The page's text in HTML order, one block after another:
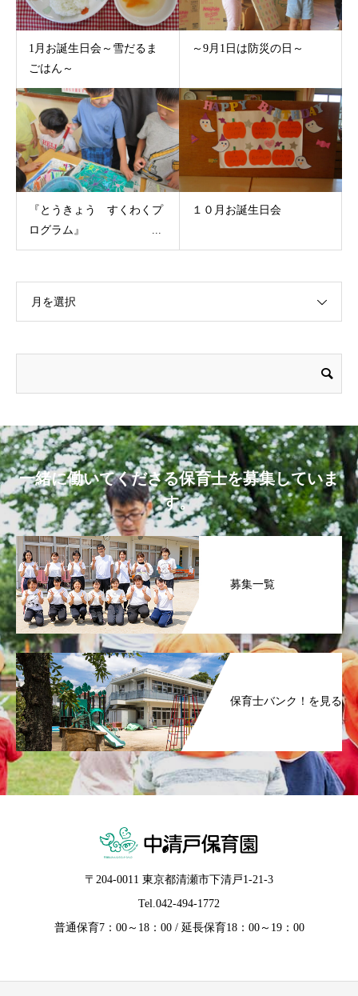
1月お誕生日会～雪だるま
ごはん～
～9月1日は防災の日～
『とうきょう すくわくプ
ログラム』 ...
１０月お誕生日会
月を選択
一緒に働いてくださる保育士を募集していま
す。
募集一覧
保育士バンク！を見る
〒204-0011 東京都清瀬市下清戸1-21-3
Tel. 042-494-1772
普通保育7：00～18：00 / 延長保育18：00～19：00